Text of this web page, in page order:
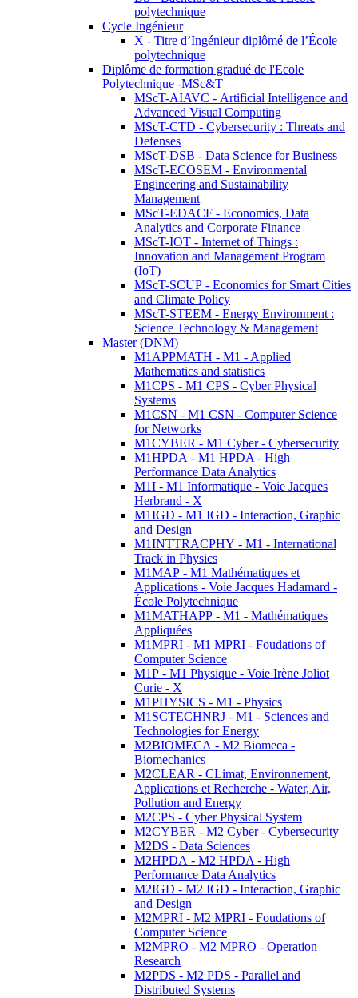
polytechnique
Cycle Ingénieur
X - Titre d’Ingénieur diplômé de l’École
polytechnique
Diplôme de formation gradué de l'Ecole
Polytechnique -MSc&T
MScT-AIAVC - Artificial Intelligence and
Advanced Visual Computing
MScT-CTD - Cybersecurity : Threats and
Defenses
MScT-DSB - Data Science for Business
MScT-ECOSEM - Environmental
Engineering and Sustainability
Management
MScT-EDACF - Economics, Data
Analytics and Corporate Finance
MScT-IOT - Internet of Things :
Innovation and Management Program
(IoT)
MScT-SCUP - Economics for Smart Cities
and Climate Policy
MScT-STEEM - Energy Environment :
Science Technology & Management
Master (DNM)
M1APPMATH - M1 - Applied
Mathematics and statistics
M1CPS - M1 CPS - Cyber Physical
Systems
M1CSN - M1 CSN - Computer Science
for Networks
M1CYBER - M1 Cyber - Cybersecurity
M1HPDA - M1 HPDA - High
Performance Data Analytics
M1I - M1 Informatique - Voie Jacques
Herbrand - X
M1IGD - M1 IGD - Interaction, Graphic
and Design
M1INTTRACPHY - M1 - International
Track in Physics
M1MAP - M1 Mathématiques et
Applications - Voie Jacques Hadamard -
École Polytechnique
M1MATHAPP - M1 - Mathématiques
Appliquées
M1MPRI - M1 MPRI - Foudations of
Computer Science
M1P - M1 Physique - Voie Irène Joliot
Curie - X
M1PHYSICS - M1 - Physics
M1SCTECHNRJ - M1 - Sciences and
Technologies for Energy
M2BIOMECA - M2 Biomeca -
Biomechanics
M2CLEAR - CLimat, Environnement,
Applications et Recherche - Water, Air,
Pollution and Energy
M2CPS - Cyber Physical System
M2CYBER - M2 Cyber - Cybersecurity
M2DS - Data Sciences
M2HPDA - M2 HPDA - High
Performance Data Analytics
M2IGD - M2 IGD - Interaction, Graphic
and Design
M2MPRI - M2 MPRI - Foudations of
Computer Science
M2MPRO - M2 MPRO - Operation
Research
M2PDS - M2 PDS - Parallel and
Distributed Systems